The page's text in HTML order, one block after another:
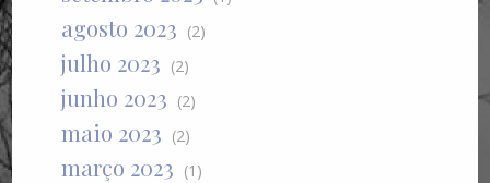
agosto 2023 (2)
julho 2023 (2)
junho 2023 (2)
maio 2023 (2)
março 2023 (1)